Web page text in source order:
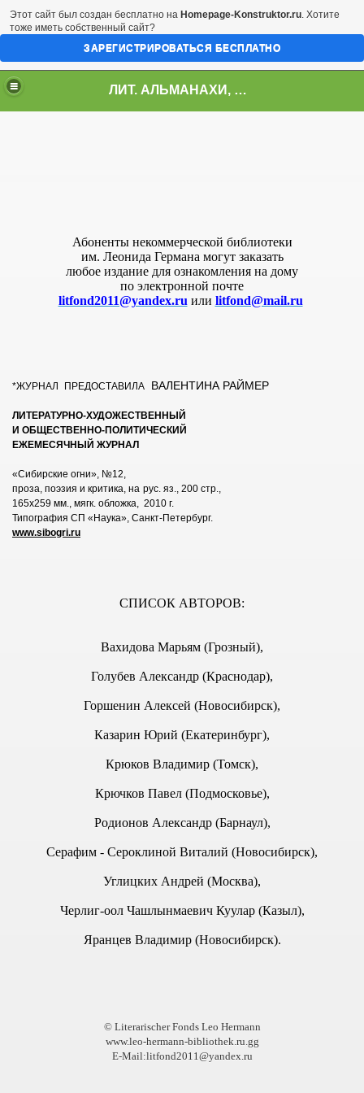
ЛИТ. АЛЬМАНАХИ, ЖУРНАЛЫ, СБОРНИКИ
Абоненты некоммерческой библиотеки
им. Леонида Германа могут заказать
любое издание для ознакомления на дому
по электронной почте
litfond2011@yandex.ru или litfond@mail.ru
*ЖУРНАЛ ПРЕДОСТАВИЛА ВАЛЕНТИНА РАЙМЕР
ЛИТЕРАТУРНО-ХУДОЖЕСТВЕННЫЙ
И ОБЩЕСТВЕННО-ПОЛИТИЧЕСКИЙ
ЕЖЕМЕСЯЧНЫЙ ЖУРНАЛ
«Сибирские огни», №12,
проза, поэзия и критика, на рус. яз., 200 стр.,
165х259 мм., мягк. обложка, 2010 г.
Типография СП «Наука», Санкт-Петербург.
www.sibogri.ru
СПИСОК АВТОРОВ:
Вахидова Марьям (Грозный),
Голубев Александр (Краснодар),
Горшенин Алексей (Новосибирск),
Казарин Юрий (Екатеринбург),
Крюков Владимир (Томск),
Крючков Павел (Подмосковье),
Родионов Александр (Барнаул),
Серафим - Сероклиной Виталий (Новосибирск),
Углицких Андрей (Москва),
Черлиг-оол Чашлынмаевич Куулар (Казыл),
Яранцев Владимир (Новосибирск).
© Literarischer Fonds Leo Hermann
www.leo-hermann-bibliothek.ru.gg
E-Mail:litfond2011@yandex.ru
г.
г.
г.
№ 75, 2004 г.
№ 73, 2004 г.
Этот сайт был создан бесплатно на Homepage-Konstruktor.ru. Хотите
тоже иметь собственный сайт?
ЗАРЕГИСТРИРОВАТЬСЯ БЕСПЛАТНО